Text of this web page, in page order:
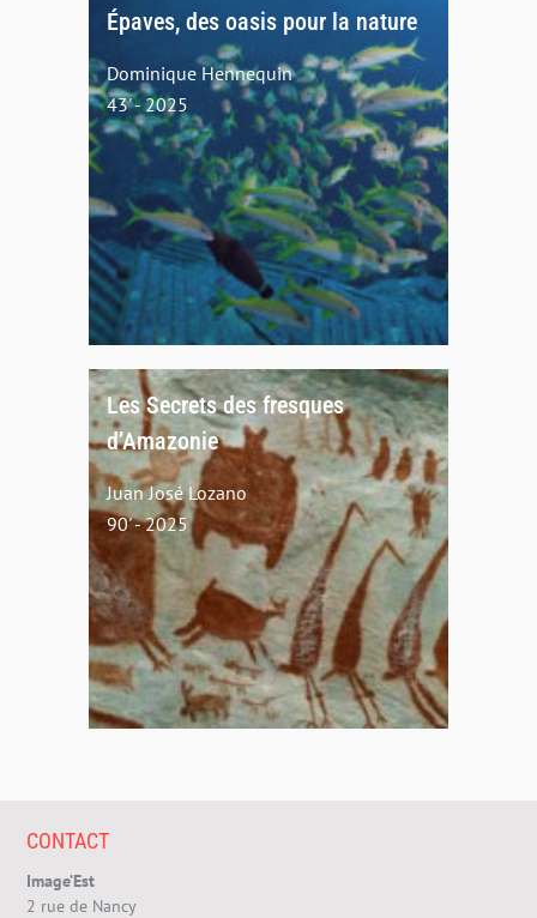
Épaves, des oasis pour la nature
Dominique Hennequin
43' - 2025
Les Secrets des fresques
d’Amazonie
Juan José Lozano
90' - 2025
CONTACT
Image’Est
2 rue de Nancy